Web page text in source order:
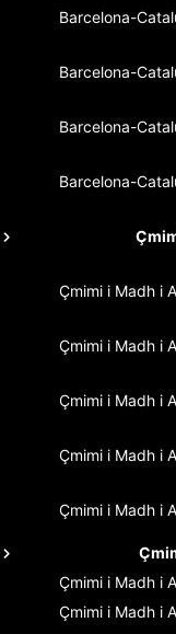
Barcelona-
Barcelona-
Barcelona-
Barcelona-
Çmimi i Madh i
Çmimi i Madh i
Çmimi i Madh i
Çmimi i Madh i
Çmimi i Madh i
Çmimi i Madh i
Çmimi i Madh i